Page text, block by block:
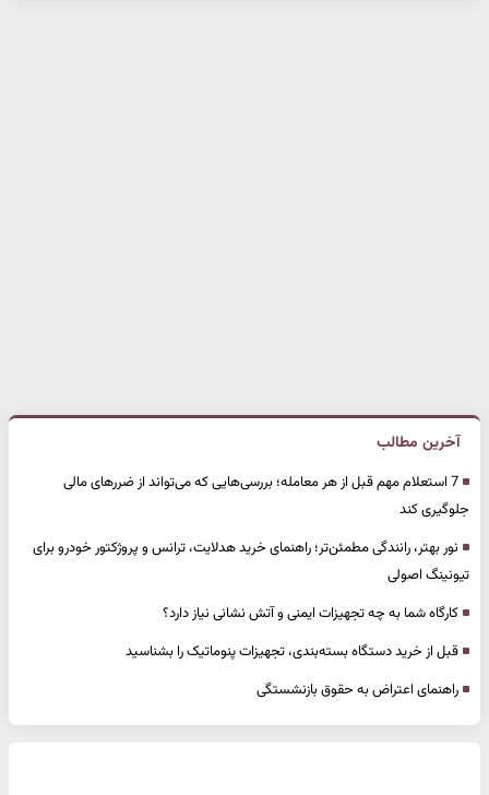
آخرین مطالب
7 استعلام مهم قبل از هر معامله؛ بررسی‌هایی که می‌تواند از ضررهای مالی
جلوگیری کند
نور بهتر، رانندگی مطمئن‌تر؛ راهنمای خرید هدلایت، ترانس و پروژکتور خودرو برای
تیونینگ اصولی
کارگاه شما به چه تجهیزات ایمنی و آتش نشانی نیاز دارد؟
قبل از خرید دستگاه بسته‌بندی، تجهیزات پنوماتیک را بشناسید
راهنمای اعتراض به حقوق بازنشستگی